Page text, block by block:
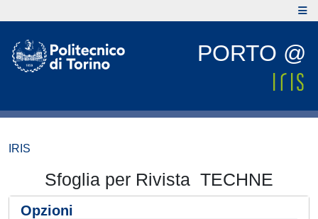
PORTO @
IRIS
Sfoglia per Rivista TECHNE
Opzioni